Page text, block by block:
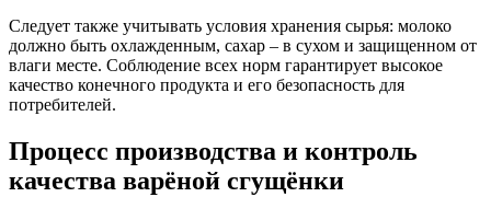
Следует также учитывать условия хранения сырья: молоко
должно быть охлажденным, сахар – в сухом и защищенном от
влаги месте. Соблюдение всех норм гарантирует высокое
качество конечного продукта и его безопасность для
потребителей.
Процесс производства и контроль
качества варёной сгущёнки